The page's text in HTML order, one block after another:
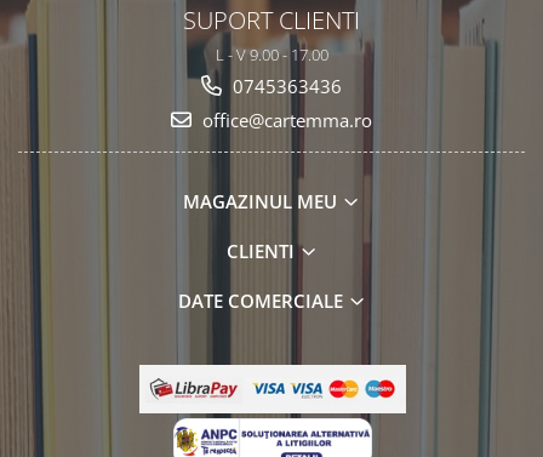
SUPORT CLIENTI
L - V 9.00 - 17.00
0745363436
office@cartemma.ro
MAGAZINUL MEU
CLIENTI
DATE COMERCIALE